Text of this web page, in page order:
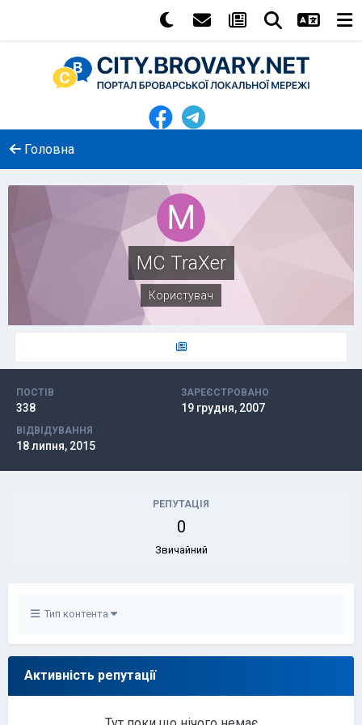
Головна
MC TraXer
Користувач
ПОСТІВ
338
ЗАРЕЄСТРОВАНО
19 грудня, 2007
ВІДВІДУВАННЯ
18 липня, 2015
РЕПУТАЦІЯ
0
Звичайний
Тип контента
Активність репутації